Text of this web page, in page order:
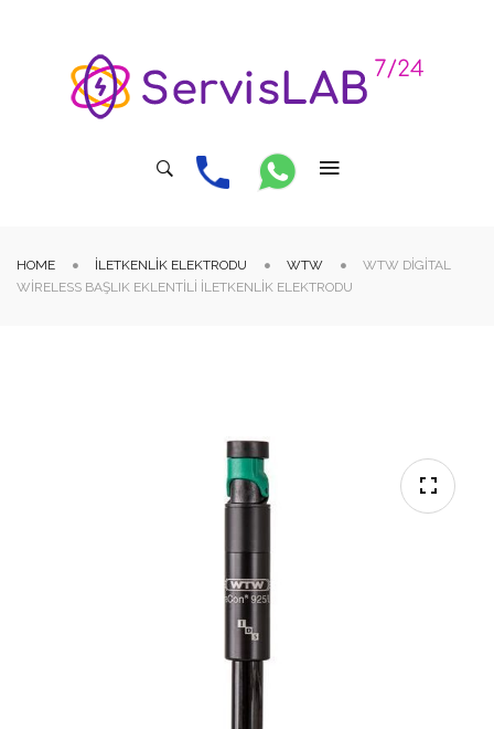
HOME İLETKENLIK ELEKTRODU WTW
WTW DIGITAL
WIRELESS BAŞLIK EKLENTILI İLETKENLIK ELEKTRODU